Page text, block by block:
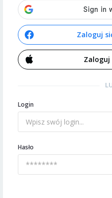
Zaloguj
Zaloguj
Login
Hasło